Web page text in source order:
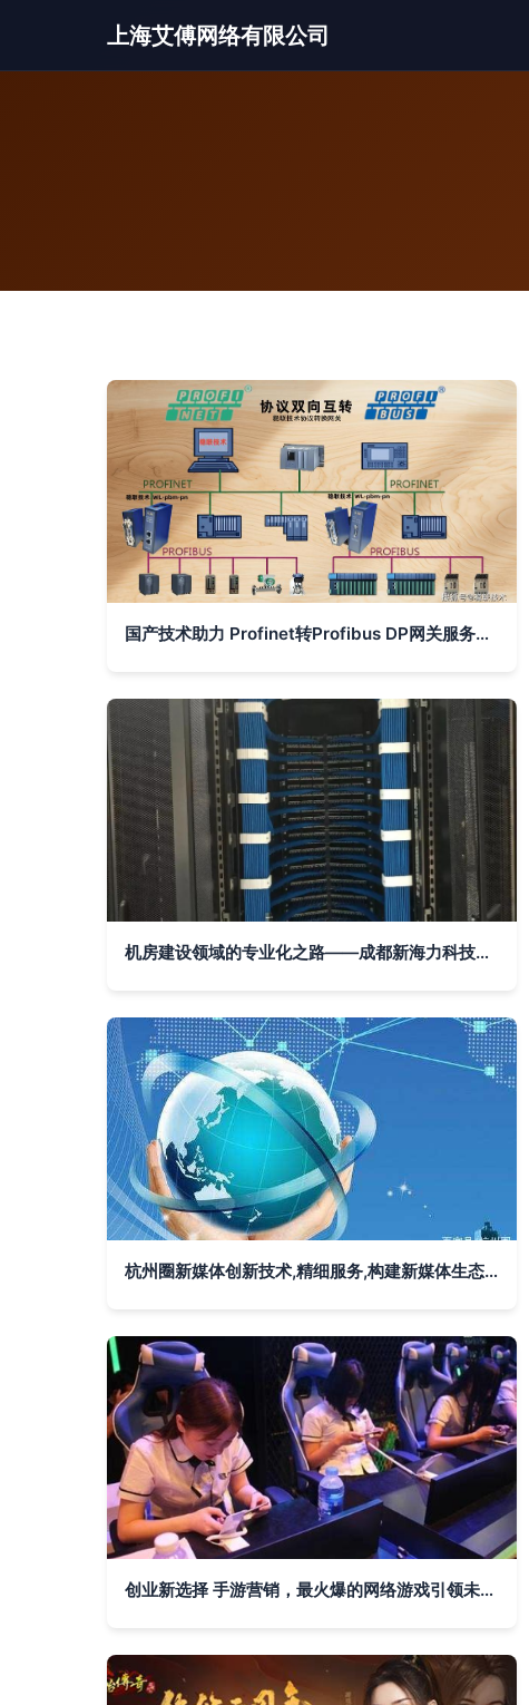
上海艾傅网络有限公司
国产技术助力 Profinet转Profibus DP网关服务锅炉厂节能改造，网络无缝升级
机房建设领域的专业化之路——成都新海力科技的实践与发展
杭州圈新媒体创新技术,精细服务,构建新媒体生态圈
创业新选择 手游营销，最火爆的网络游戏引领未来商机！